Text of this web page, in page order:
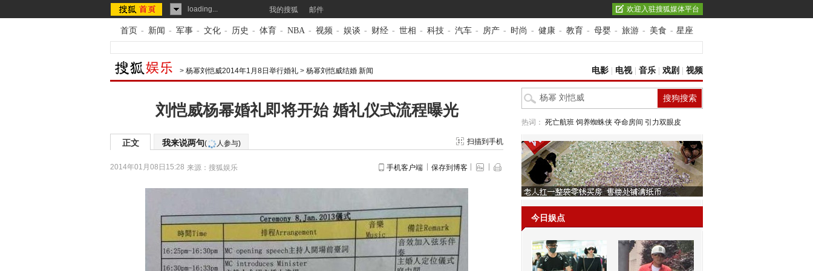
loading... 我的搜狐 邮件 欢迎入驻搜狐媒体平台
首页 - 新闻 - 军事 - 文化 - 历史 - 体育 - NBA - 视频 - 娱谈 - 财经 - 世相 - 科技 - 汽车 - 房产 - 时尚 - 健康 - 教育 - 母婴 - 旅游 - 美食 - 星座
> 杨幂刘恺威2014年1月8日举行婚礼 > 杨幂刘恺威结婚 新闻 电影 电视| 音乐 戏剧 视频
刘恺威杨幂婚礼即将开始 婚礼仪式流程曝光
正文 我来说两句( 人参与) 扫描到手机
2014年01月08日15:28 来源： 搜狐娱乐 手机客户端 保存到博客
热词： 死亡航班 饲养蜘蛛侠 夺命房间 引力双眼皮
今日娱点